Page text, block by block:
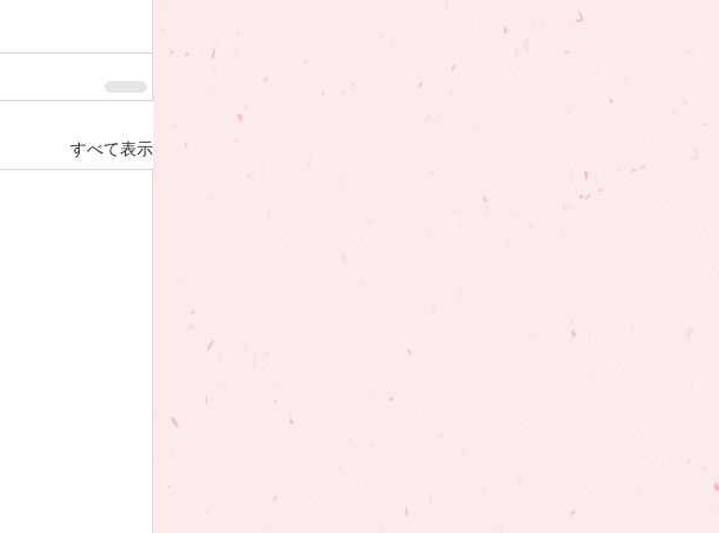
すべて表示